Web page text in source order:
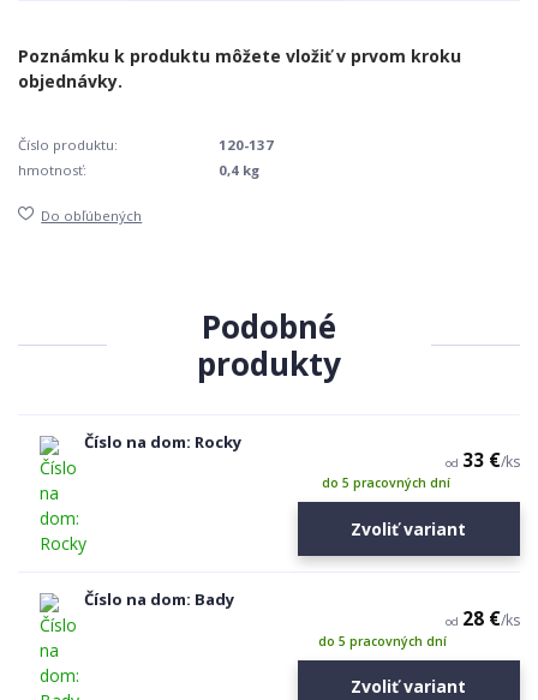
Číslo produktu:
120-137
hmotnosť:
0,4 kg
Do obľúbených
Podobné
produkty
Číslo na dom: Rocky
od 33 €/ks
do 5 pracovných dní
Zvoliť variant
Číslo na dom: Bady
od 28 €/ks
do 5 pracovných dní
Zvoliť variant